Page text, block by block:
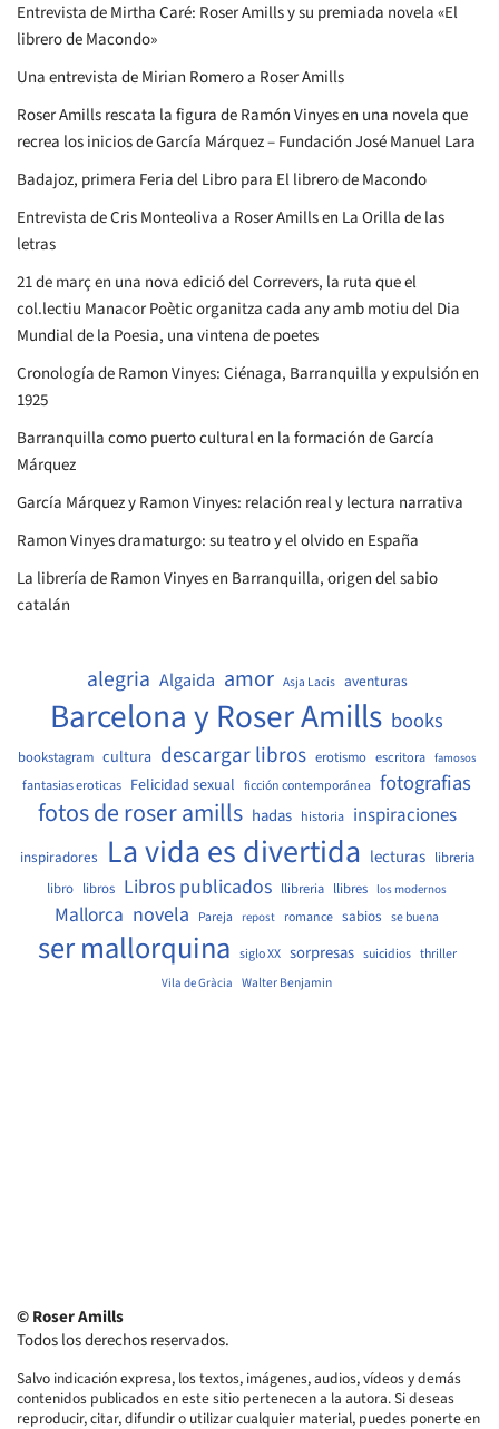
Entrevista de Mirtha Caré: Roser Amills y su premiada novela «El
librero de Macondo»
Una entrevista de Mirian Romero a Roser Amills
Roser Amills rescata la figura de Ramón Vinyes en una novela que
recrea los inicios de García Márquez – Fundación José Manuel Lara
Badajoz, primera Feria del Libro para El librero de Macondo
Entrevista de Cris Monteoliva a Roser Amills en La Orilla de las
letras
21 de març en una nova edició del Correvers, la ruta que el
col.lectiu Manacor Poètic organitza cada any amb motiu del Dia
Mundial de la Poesia, una vintena de poetes
Cronología de Ramon Vinyes: Ciénaga, Barranquilla y expulsión en
1925
Barranquilla como puerto cultural en la formación de García
Márquez
García Márquez y Ramon Vinyes: relación real y lectura narrativa
Ramon Vinyes dramaturgo: su teatro y el olvido en España
La librería de Ramon Vinyes en Barranquilla, origen del sabio
catalán
alegria Algaida amor Asja Lacis aventuras
Barcelona y Roser Amills books
bookstagram cultura descargar libros erotismo escritora famosos
fantasias eroticas Felicidad sexual ficción contemporánea fotografias
fotos de roser amills hadas historia inspiraciones
inspiradores La vida es divertida lecturas libreria
libro libros Libros publicados llibreria llibres los modernos
Mallorca novela Pareja repost romance sabios se buena
ser mallorquina siglo XX sorpresas suicidios thriller
Vila de Gràcia Walter Benjamin
© Roser Amills
Todos los derechos reservados.
Salvo indicación expresa, los textos, imágenes, audios, vídeos y demás
contenidos publicados en este sitio pertenecen a la autora. Si deseas
reproducir, citar, difundir o utilizar cualquier material, puedes ponerte en